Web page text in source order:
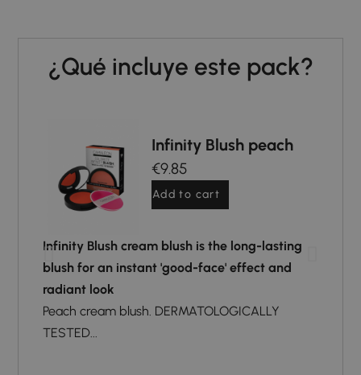
¿Qué incluye este pack?
Infinity Blush peach
€9.85
Add to cart
Infinity Blush cream blush is the long-lasting
blush for an instant 'good-face' effect and
radiant look
Peach cream blush. DERMATOLOGICALLY
TESTED...